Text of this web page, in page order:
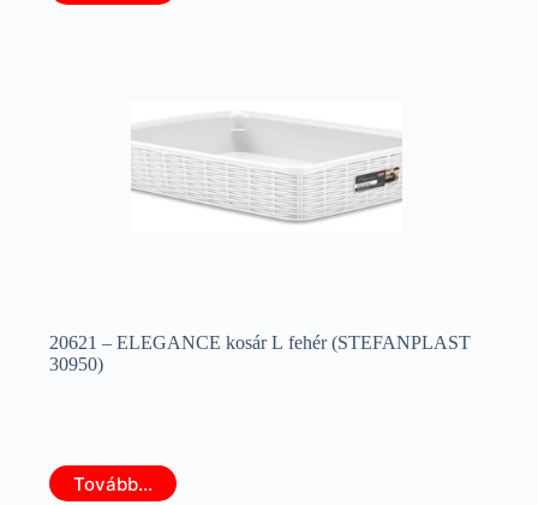
20621 – ELEGANCE kosár L fehér (STEFANPLAST
30950)
Tovább...